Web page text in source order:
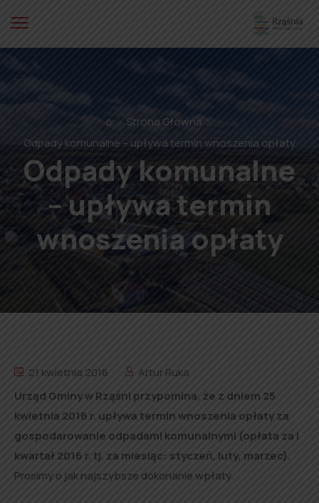
⌂
Strona Główna
Odpady komunalne – upływa termin wnoszenia opłaty
Odpady komunalne
– upływa termin
wnoszenia opłaty
21 kwietnia 2016
Artur Ruka
Urząd Gminy w Rząśni przypomina, że z dniem 25
kwietnia 2016 r. upływa termin wnoszenia opłaty za
gospodarowanie odpadami komunalnymi (opłata za I
kwartał 2016 r. tj. za miesiąc: styczeń, luty, marzec).
Prosimy o jak najszybsze dokonanie wpłaty.